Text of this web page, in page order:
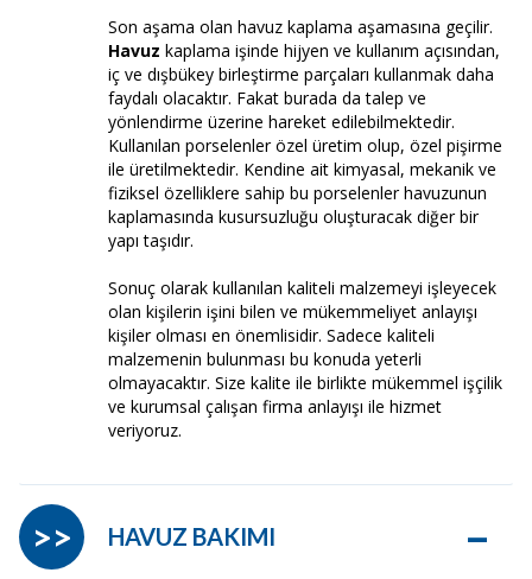
Son aşama olan havuz kaplama aşamasına geçilir.
Havuz kaplama işinde hijyen ve kullanım açısından,
iç ve dışbükey birleştirme parçaları kullanmak daha
faydalı olacaktır. Fakat burada da talep ve
yönlendirme üzerine hareket edilebilmektedir.
Kullanılan porselenler özel üretim olup, özel pişirme
ile üretilmektedir. Kendine ait kimyasal, mekanik ve
fiziksel özelliklere sahip bu porselenler havuzunun
kaplamasında kusursuzluğu oluşturacak diğer bir
yapı taşıdır.
Sonuç olarak kullanılan kaliteli malzemeyi işleyecek
olan kişilerin işini bilen ve mükemmeliyet anlayışı
kişiler olması en önemlisidir. Sadece kaliteli
malzemenin bulunması bu konuda yeterli
olmayacaktır. Size kalite ile birlikte mükemmel işçilik
ve kurumsal çalışan firma anlayışı ile hizmet
veriyoruz.
HAVUZ BAKIMI –
>>